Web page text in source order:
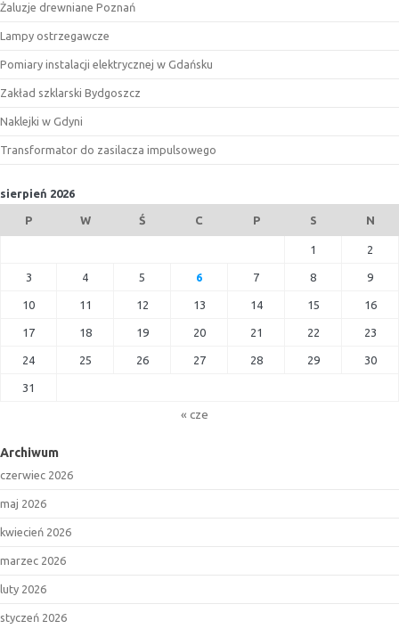
Żaluzje drewniane Poznań
Lampy ostrzegawcze
Pomiary instalacji elektrycznej w Gdańsku
Zakład szklarski Bydgoszcz
Naklejki w Gdyni
Transformator do zasilacza impulsowego
sierpień 2026
P W Ś C P S N
1 2
3 4 5 6 7 8 9
10 11 12 13 14 15 16
17 18 19 20 21 22 23
24 25 26 27 28 29 30
31
« cze
Archiwum
czerwiec 2026
maj 2026
kwiecień 2026
marzec 2026
luty 2026
styczeń 2026